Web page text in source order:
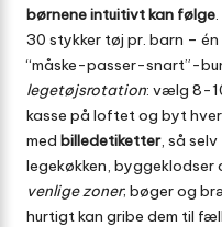
børnene intuitivt kan følge
30 stykker tøj pr. barn –
“måske-passer-snart”-
legetøjs­rotation: vælg 8-
kasse på loftet og byt
med billedetiketter, så
legekøkken, byggeklodser
venlige zoner; bøger og
hurtigt kan gribe dem til